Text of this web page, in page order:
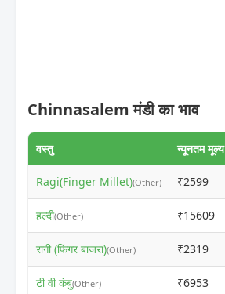
Chinnasalem मंडी का भाव
वस्तु न्यूनतम मूल्य
Ragi(Finger Millet)(Other) ₹2599
हल्दी(Other) ₹15609
रागी (फिंगर बाजरा)(Other) ₹2319
टी वी कंबु(Other) ₹6953